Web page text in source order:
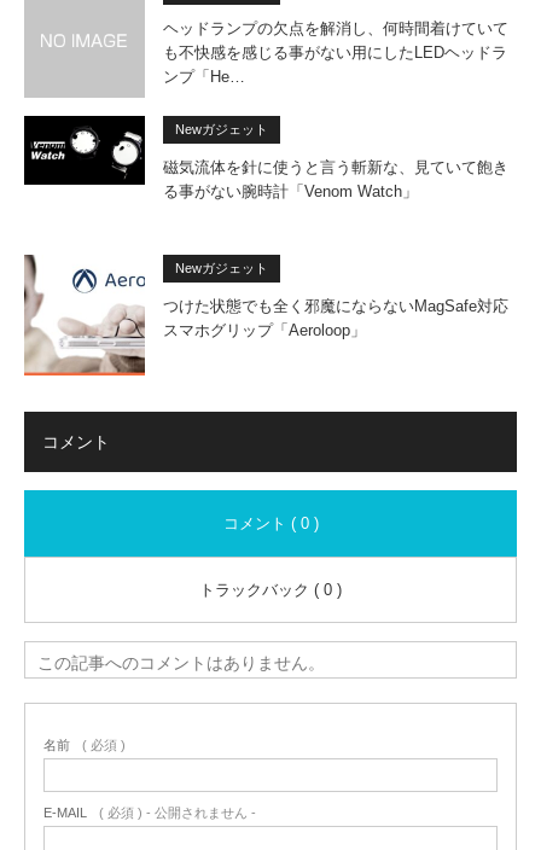
ヘッドランプの欠点を解消し、何時間着けていて
も不快感を感じる事がない用にしたLEDヘッドラ
ンプ「He…
Newガジェット
磁気流体を針に使うと言う斬新な、見ていて飽き
る事がない腕時計「Venom Watch」
Newガジェット
つけた状態でも全く邪魔にならないMagSafe対応
スマホグリップ「Aeroloop」
コメント
コメント ( 0 )
トラックバック ( 0 )
この記事へのコメントはありません。
名前 ( 必須 )
E-MAIL ( 必須 ) - 公開されません -